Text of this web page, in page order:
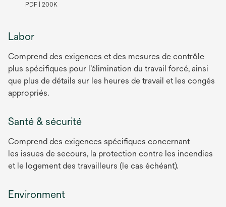
PDF 200K
Labor
Comprend des exigences et des mesures de contrôle
plus spécifiques pour l’élimination du travail forcé, ainsi
que plus de détails sur les heures de travail et les congés
appropriés.
Santé & sécurité
Comprend des exigences spécifiques concernant
les issues de secours, la protection contre les incendies
et le logement des travailleurs (le cas échéant).
Environment